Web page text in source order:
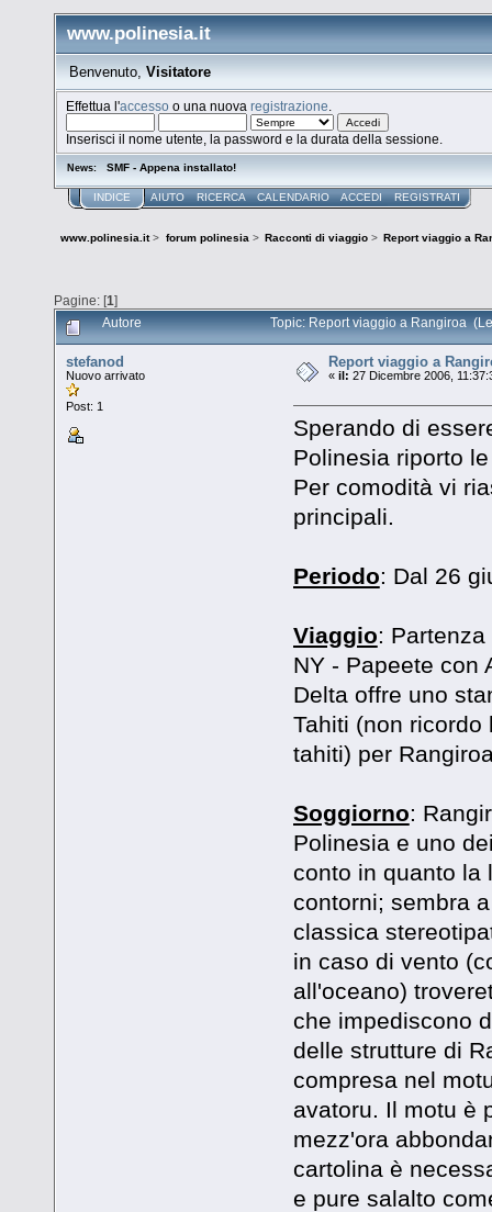
www.polinesia.it
Benvenuto, Visitatore
Effettua l'accesso o una nuovaregistrazione
Inserisci il nome utente, la password e la durata della sessione.
News: SMF - Appena installato!
INDICE AIUTO RICERCA CALENDARIO ACCEDI REGISTRATI
www.polinesia.it> forum polinesia> Racconti di viaggio> Report viaggio a
Pagine: [1]
Autore Topic: Report viaggio a Rangiroa
stefanod
Nuovo arrivato
Post: 1
Report viaggio a
«il: 27 Dicembre 2006,
Sperando di
Polinesia riporto
Per comodità vi
principali.
Periodo: Dal 26
Viaggio:
NY - Papeete con
Delta offre uno
Tahiti (non
tahiti) per
Soggiorno:
Polinesia e uno
conto in quanto la
contorni; sembra
classica
in caso di vento
all'oceano)
che impediscono
delle strutture di
compresa nel
avatoru. Il motu è
mezz'ora
cartolina è
e pure salalto